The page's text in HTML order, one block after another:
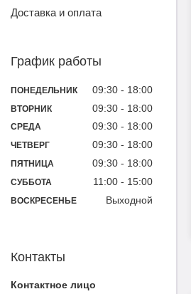
Доставка и оплата
График работы
ПОНЕДЕЛЬНИК 09:30 18:00
ВТОРНИК 09:30 18:00
СРЕДА 09:30 18:00
ЧЕТВЕРГ 09:30 18:00
ПЯТНИЦА 09:30 18:00
СУББОТА 11:00 15:00
ВОСКРЕСЕНЬЕ Выходной
Контакты